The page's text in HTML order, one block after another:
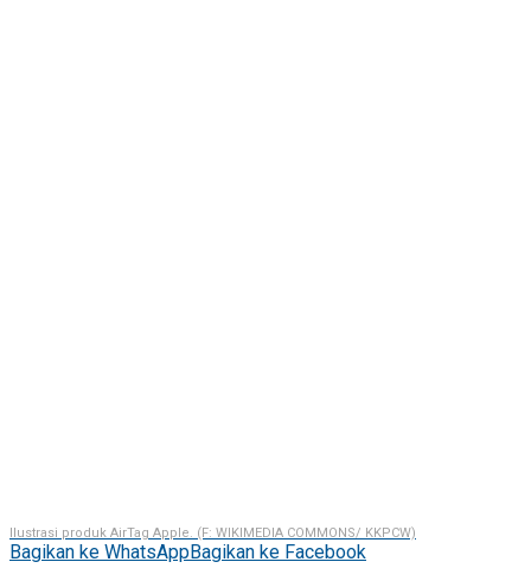
Ilustrasi produk AirTag Apple. (F: WIKIMEDIA COMMONS/ KKPCW)
Bagikan ke WhatsAppBagikan ke Facebook